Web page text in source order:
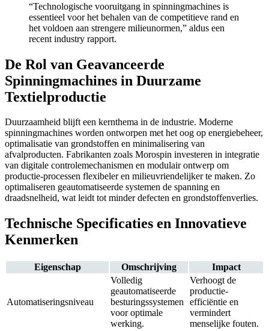
“Technologische vooruitgang in spinningmachines is
essentieel voor het behalen van de competitieve rand en
het voldoen aan strengere milieunormen,” aldus een
recent industry rapport.
De Rol van Geavanceerde
Spinningmachines in Duurzame
Textielproductie
Duurzaamheid blijft een kernthema in de industrie. Moderne
spinningmachines worden ontworpen met het oog op energiebeheer,
optimalisatie van grondstoffen en minimalisering van
afvalproducten. Fabrikanten zoals Morospin investeren in integratie
van digitale controlemechanismen en modulair ontwerp om
productie-processen flexibeler en milieuvriendelijker te maken. Zo
optimaliseren geautomatiseerde systemen de spanning en
draadsnelheid, wat leidt tot minder defecten en grondstoffenverlies.
Technische Specificaties en Innovatieve
Kenmerken
Eigenschap Omschrijving Impact
Automatiseringsniveau
Volledig
geautomatiseerde
besturingssystemen
voor optimale
werking.
Verhoogt de
productie-
efficiëntie en
vermindert
menselijke fouten.